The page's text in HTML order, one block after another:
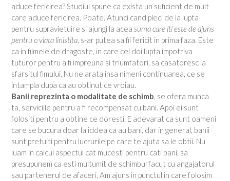
aduce fericirea? Studiul spune ca exista un suficient de mult
care aduce fericirea. Poate. Atunci cand pleci de la lupta
pentru supravietuire si ajungi la acea suma care iti este de ajuns
pentru o viata linistita , s-ar putea sa fii fericit in prima faza. Este
ca in filmele de dragoste, in care cei doi lupta impotriva
tuturor pentru a fi impreuna si triumfatori, sa casatoresc la
sfarsitul fimului. Nu ne arata insa nimeni continuarea, ce se
intampla dupa ca au obtinut ce vroiau.
Banii reprezinta o modalitate de schimb , se ofera munca
ta, serviciile pentru a fi recompensat cu bani. Apoi ei sunt
folositi pentru a obtine ce doresti. E adevarat ca sunt oameni
care se bucura doar la iddea ca au bani, dar in general, banii
sunt pretuiti pentru lucrurile pe care te ajuta sa le obtii. Nu
luam in calcul aspectul cat mucesti pentru cati bani, sa
presupunem ca esti multumit de schimbul facut cu angajatorul
sau partenerul de afaceri. Am ajuns in punctul in care folosim